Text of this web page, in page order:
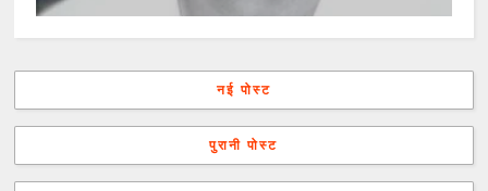
नई पोस्ट
पुरानी पोस्ट